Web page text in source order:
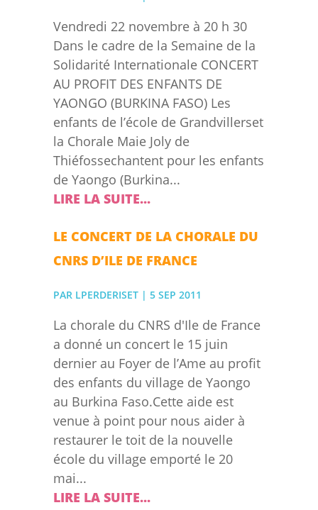
Vendredi 22 novembre à 20 h 30
Dans le cadre de la Semaine de la
Solidarité Internationale CONCERT
AU PROFIT DES ENFANTS DE
YAONGO (BURKINA FASO) Les
enfants de l’école de Grandvillerset
la Chorale Maie Joly de
Thiéfossechantent pour les enfants
de Yaongo (Burkina...
LIRE LA SUITE...
LE CONCERT DE LA CHORALE DU
CNRS D’ILE DE FRANCE
PAR LPERDERISET| 5 SEP 2011
La chorale du CNRS d'Ile de France
a donné un concert le 15 juin
dernier au Foyer de l’Ame au profit
des enfants du village de Yaongo
au Burkina Faso.Cette aide est
venue à point pour nous aider à
restaurer le toit de la nouvelle
école du village emporté le 20
mai...
LIRE LA SUITE...